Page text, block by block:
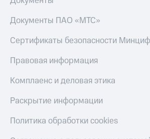
Документы ПАО «МТС»
Сертификаты безопасности
Правовая информация
Комплаенс и деловая этика
Раскрытие информации
Политика обработки cookies